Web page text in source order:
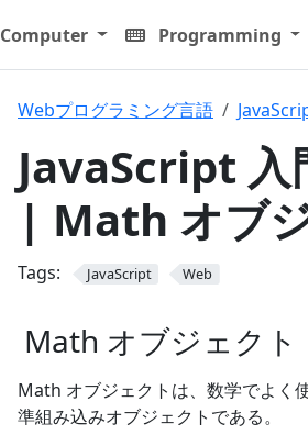
Computer Programming
Webプログラミング言語
JavaScript
| Math オブ
Tags: JavaScript Web
Math オブジェクト
Math オブジェクトは、数学でよく
準組み込みオブジェクトである。